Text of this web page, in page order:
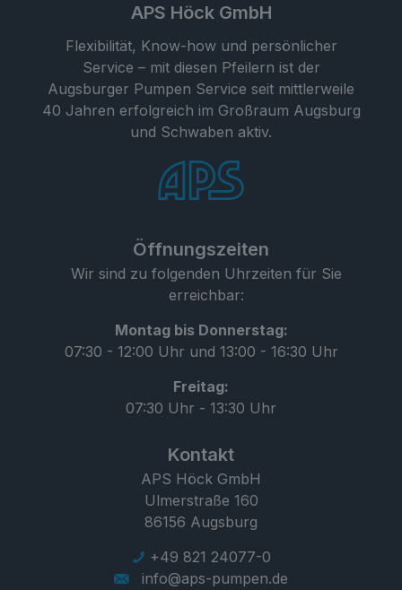
APS Höck GmbH
Flexibilität, Know-how und persönlicher
Service – mit diesen Pfeilern ist der
Augsburger Pumpen Service seit mittlerweile
40 Jahren erfolgreich im Großraum Augsburg
und Schwaben aktiv.
Öffnungszeiten
Wir sind zu folgenden Uhrzeiten für Sie
erreichbar:
Montag bis Donnerstag:
07:30 - 12:00 Uhr und 13:00 - 16:30 Uhr
Freitag:
07:30 Uhr - 13:30 Uhr
Kontakt
APS Höck GmbH
Ulmerstraße 160
86156 Augsburg
+49 821 24077-0
info@aps-pumpen.de